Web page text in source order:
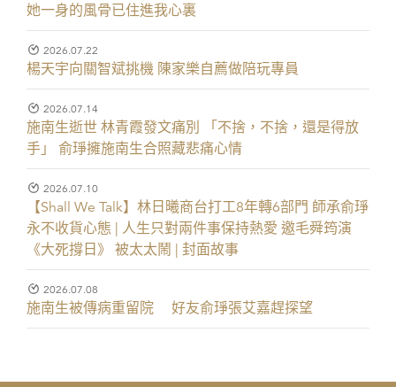
她一身的風骨已住進我心裏
2026.07.22
楊天宇向關智斌挑機 陳家樂自薦做陪玩專員
2026.07.14
施南生逝世 林青霞發文痛別 「不捨，不捨，還是得放
手」 俞琤擁施南生合照藏悲痛心情
2026.07.10
【Shall We Talk】林日曦商台打工8年轉6部門 師承俞琤
永不收貨心態 | 人生只對兩件事保持熱愛 邀毛舜筠演
《大死撐日》 被太太鬧 | 封面故事
2026.07.08
施南生被傳病重留院 好友俞琤張艾嘉趕探望